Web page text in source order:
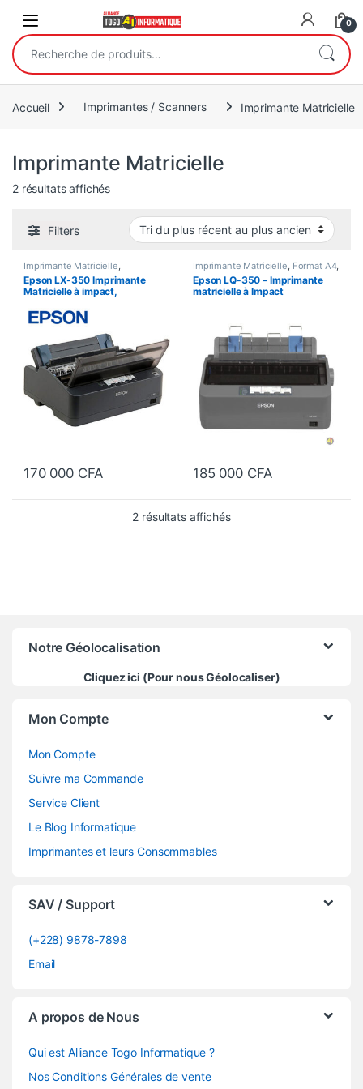
Open 0
Recherche pour :
Accueil Imprimantes / Scanners Imprimante Matricielle
Imprimante Matricielle
2 résultats affichésTrié du plus récent au plus ancien
Filters
Imprimante Matricielle
Imprimantes / Scanners
Epson LX-350 Imprimante
Matricielle à impact,
Parallèle, USB, série
170 000 CFA
Imprimante Matricielle Format A4,
Imprimantes / Scanners, Moins de
15 ppm
Epson LQ-350 – Imprimante
matricielle à Impact
bidirectionnel
185 000 CFA
2 résultats affichésTrié du plus récent au
Notre Géolocalisation
Cliquez ici (Pour nous Géolocaliser)
Mon Compte
Mon Compte
Suivre ma Commande
Service Client
Le Blog Informatique
Imprimantes et leurs Consommables
SAV / Support
(+228) 9878-7898
Email
A propos de Nous
Qui est Alliance Togo Informatique ?
Nos Conditions Générales de vente